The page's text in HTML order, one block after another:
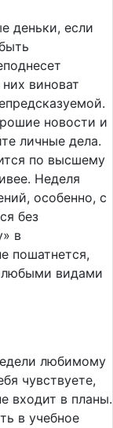
деньки, если
виноват
новости и
личные дела.
по высшему
Неделя
особенно, с
без
в
пошатнется,
видами
любимому
чувствуете,
входит в планы.
в учебное